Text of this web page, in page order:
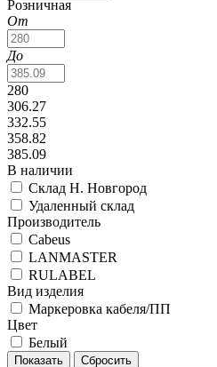
Розничная
От
До
280
306.27
332.55
358.82
385.09
В наличии
Склад Н. Новгород
Удаленный склад
Производитель
Cabeus
LANMASTER
RULABEL
Вид изделия
Маркеровка кабеля/ПП
Цвет
Белый